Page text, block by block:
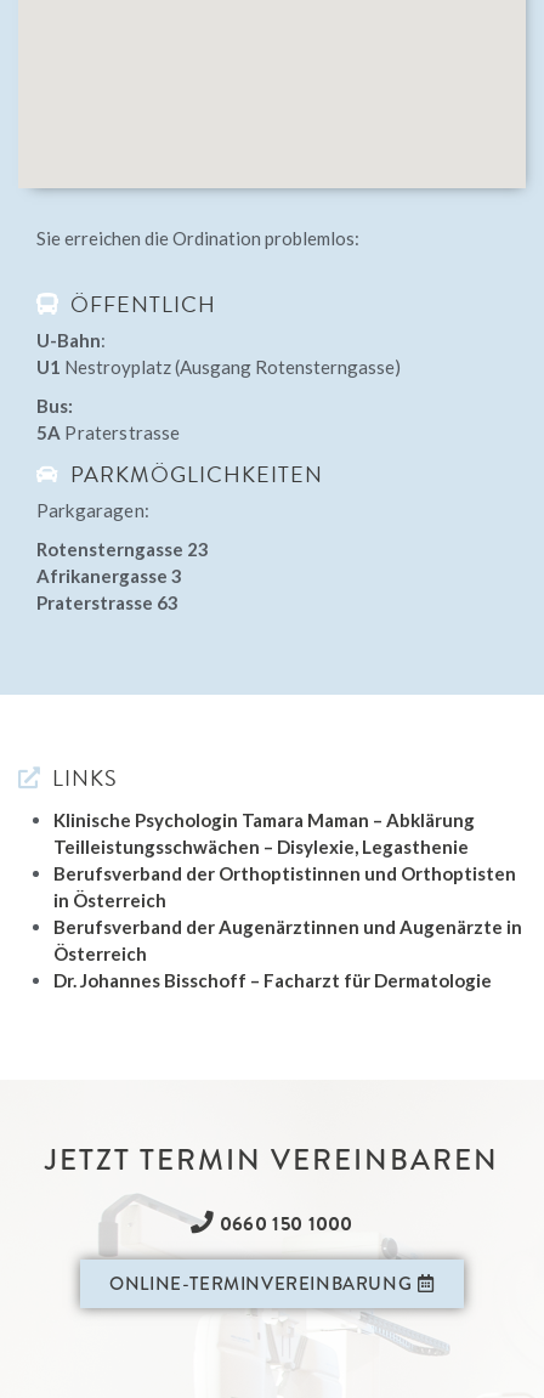
Sie erreichen die Ordination problemlos:
ÖFFENTLICH
U-Bahn:
U1 Nestroyplatz (Ausgang Rotensterngasse)
Bus:
5A Praterstrasse
PARKMÖGLICHKEITEN
Parkgaragen:
Rotensterngasse 23
Afrikanergasse 3
Praterstrasse 63
LINKS
Klinische Psychologin Tamara Maman – Abklärung
Teilleistungsschwächen – Disylexie, Legasthenie
Berufsverband der Orthoptistinnen und Orthoptisten
in Österreich
Berufsverband der Augenärztinnen und Augenärzte in
Österreich
Dr. Johannes Bisschoff – Facharzt für Dermatologie
JETZT TERMIN VEREINBAREN
0660 150 1000
ONLINE-TERMINVEREINBARUNG